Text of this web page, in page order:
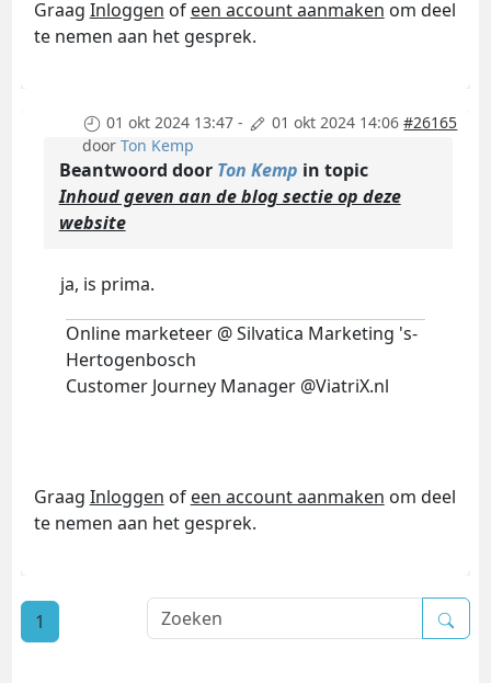
Graag Inloggen of een account aanmaken om deel
te nemen aan het gesprek.
01 okt 2024 13:47 - 01 okt 2024 14:06 #26165
doorTon Kemp
Beantwoord door Ton Kemp in topic
Inhoud geven aan de blog sectie op deze
website
ja, is prima.
Online marketeer @ Silvatica Marketing 's-
Hertogenbosch
Customer Journey Manager @ViatriX.nl
Graag Inloggen of een account aanmaken om deel
te nemen aan het gesprek.
1